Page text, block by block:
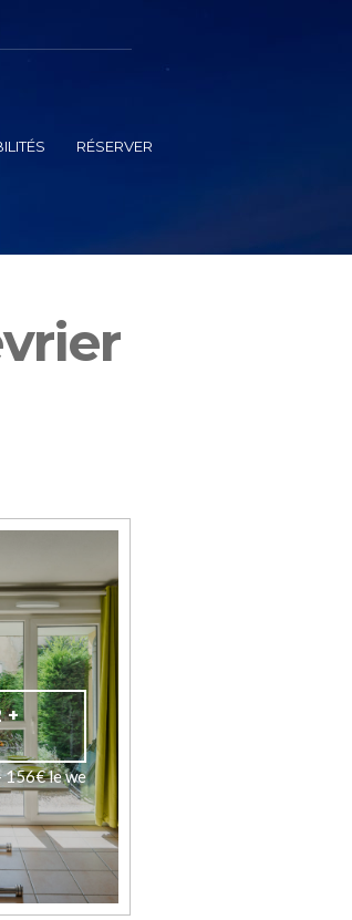
RÉSERVER
+
le we